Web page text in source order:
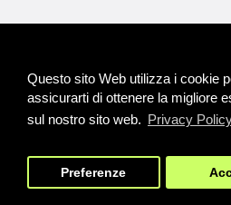
Questo sito Web utilizza i cookie
assicurarti di ottenere la migliore
sul nostro sito web. Privacy
Preferenze